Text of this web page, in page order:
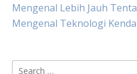
Mengenal Lebih Jauh
Mengenal Teknologi
Search